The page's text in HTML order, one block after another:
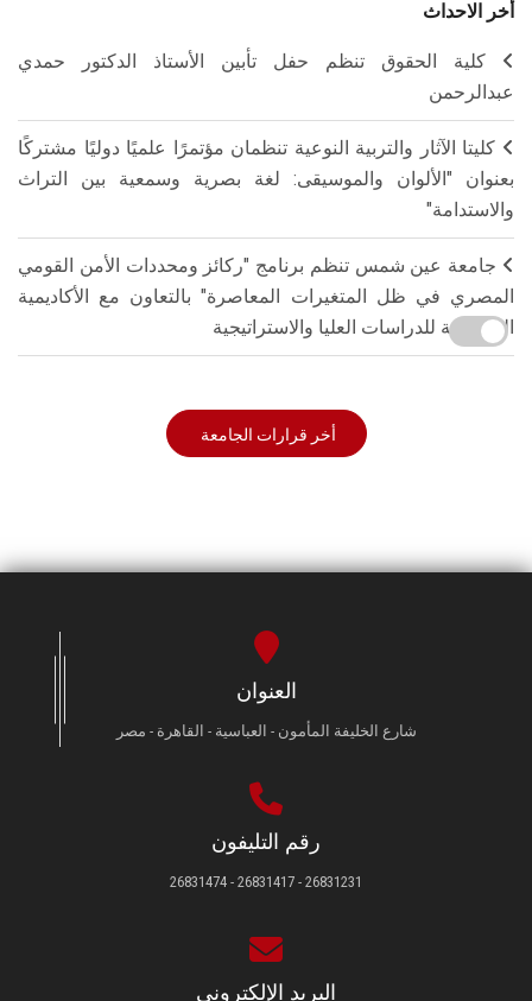
أخر الاحداث
كلية الحقوق تنظم حفل تأبين الأستاذ الدكتور حمدي
عبدالرحمن
كليتا الآثار والتربية النوعية تنظمان مؤتمرًا علميًا دوليًا مشتركًا
بعنوان "الألوان والموسيقى: لغة بصرية وسمعية بين التراث
والاستدامة"
جامعة عين شمس تنظم برنامج "ركائز ومحددات الأمن القومي
المصري في ظل المتغيرات المعاصرة" بالتعاون مع الأكاديمية
العسكرية للدراسات العليا والاستراتيجية
أخر قرارات الجامعة
العنوان
شارع الخليفة المأمون - العباسية - القاهرة - مصر
رقم التليفون
26831231 - 26831417 - 26831474
البريد الإلكتروني